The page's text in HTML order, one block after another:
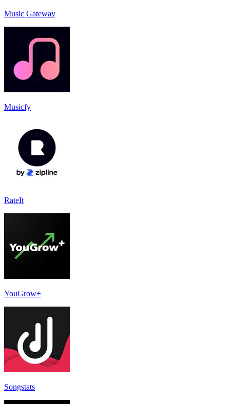
Music Gateway
Musicfy
RateIt
YouGrow+
Songstats